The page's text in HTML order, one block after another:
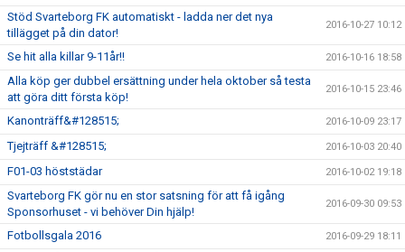
Stöd Svarteborg FK automatiskt - ladda ner det nya
tillägget på din dator!
2016-10-27 10:12
Se hit alla killar 9-11år!! 2016-10-16 18:58
Alla köp ger dubbel ersättning under hela oktober så testa
att göra ditt första köp!
2016-10-15 23:46
Kanonträff&#128515; 2016-10-09 23:17
Tjejträff &#128515; 2016-10-03 20:40
F01-03 höststädar 2016-10-02 19:18
Svarteborg FK gör nu en stor satsning för att få igång
Sponsorhuset - vi behöver Din hjälp!
2016-09-30 09:53
Fotbollsgala 2016 2016-09-29 18:11